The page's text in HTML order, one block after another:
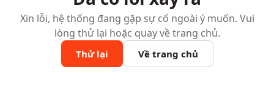
Xin lỗi, hệ thống đang gặp sự cố ngoài ý muốn. Vui
lòng thử lại hoặc quay về trang chủ.
Thử lại Về trang chủ